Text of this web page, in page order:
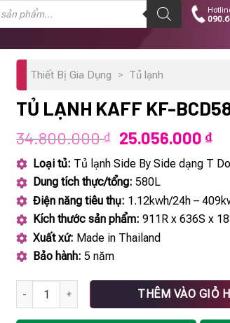
Thiết Bị Gia Dụng > Tủ lạnh
TỦ LẠNH KAFF KF-
34.800.000₫
Giá
gốc
là:
34.800.000 ₫.
25.056.000 ₫Giá
Loại tủ: Tủ lạnh Side By Side dạng T
Dung tích thực/tổng: 580L
Điện năng tiêu thụ: 1.12kwh/24h –
Kích thước sản phẩm: 911R x 636S x
Xuất xứ: Made in Thailand
Bảo hành: 5 năm
Tủ lạnh KAFF KF-BCD580W số lượngTHÊM VÀO GIỎ